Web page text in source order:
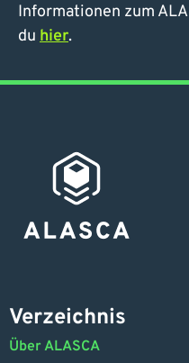
Informationen zum
du hier.
Verzeichnis
Über ALASCA